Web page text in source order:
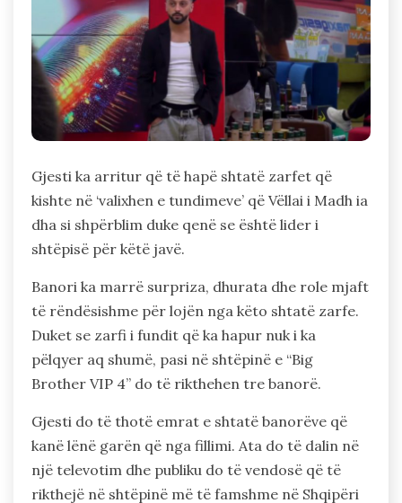
Gjesti ka arritur që të hapë shtatë zarfet që
kishte në ‘valixhen e tundimeve’ që Vëllai i Madh ia
dha si shpërblim duke qenë se është lider i
shtëpisë për këtë javë.
Banori ka marrë surpriza, dhurata dhe role mjaft
të rëndësishme për lojën nga këto shtatë zarfe.
Duket se zarfi i fundit që ka hapur nuk i ka
pëlqyer aq shumë, pasi në shtëpinë e “Big
Brother VIP 4” do të rikthehen tre banorë.
Gjesti do të thotë emrat e shtatë banorëve që
kanë lënë garën që nga fillimi. Ata do të dalin në
një televotim dhe publiku do të vendosë që të
rikthejë në shtëpinë më të famshme në Shqipëri